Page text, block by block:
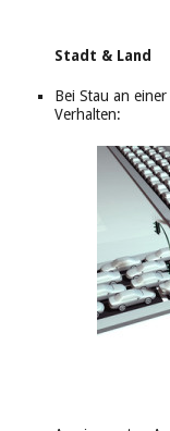
Stadt & Land
Bei Stau an
Verhalten: